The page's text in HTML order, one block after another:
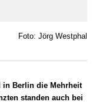
Foto: Jörg Westphal
in Berlin die Mehrheit
standen auch bei